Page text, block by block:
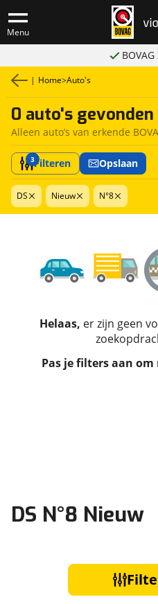
Menu
| Home>Auto's
0 auto's gevonden
Alleen auto’s van erkende
3Filteren Opslaan
DS Nieuw N°8
Helaas, er zijn geen
Pas je filters aan
DS N°8 Nieuw